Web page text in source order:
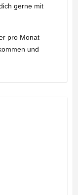
gerne mit
pro Monat
und